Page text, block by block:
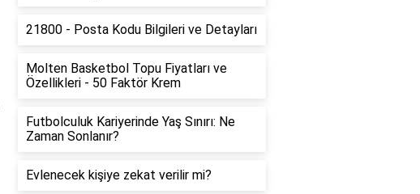
21800 - Posta Kodu Bilgileri ve Detayları
Molten Basketbol Topu Fiyatları ve
Özellikleri - 50 Faktör Krem
Futbolculuk Kariyerinde Yaş Sınırı: Ne
Zaman Sonlanır?
Evlenecek kişiye zekat verilir mi?